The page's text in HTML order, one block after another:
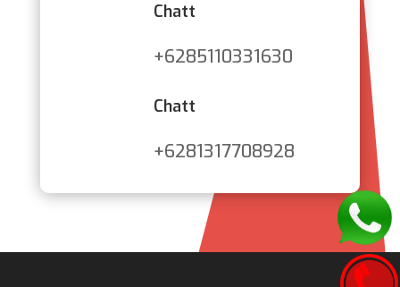
Chatt
+6285110331630
Chatt
+6281317708928